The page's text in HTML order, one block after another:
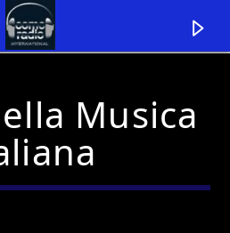
Musica